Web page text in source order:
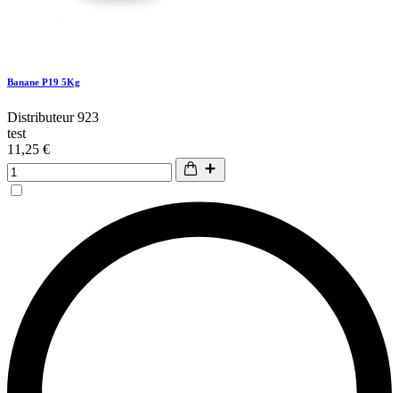
Banane P19 5Kg
Distributeur 923
test
11,25 €